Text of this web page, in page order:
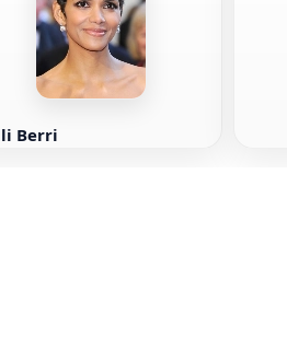
Berri